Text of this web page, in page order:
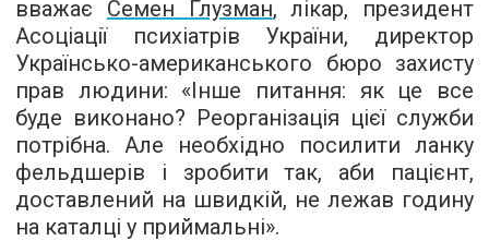
вважає Семен Глузман, лікар, президент
Асоціації психіатрів України, директор
Українсько-американського бюро захисту
прав людини: «Інше питання: як це все
буде виконано? Реорганізація цієї служби
потрібна. Але необхідно посилити ланку
фельдшерів і зробити так, аби пацієнт,
доставлений на швидкій, не лежав годину
на каталці у приймальні».